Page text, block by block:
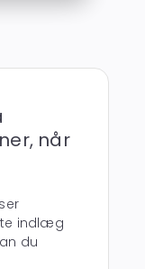
når
indlæg
du